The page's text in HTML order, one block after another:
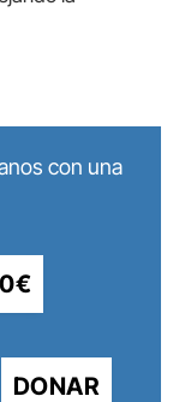
con una
DONAR